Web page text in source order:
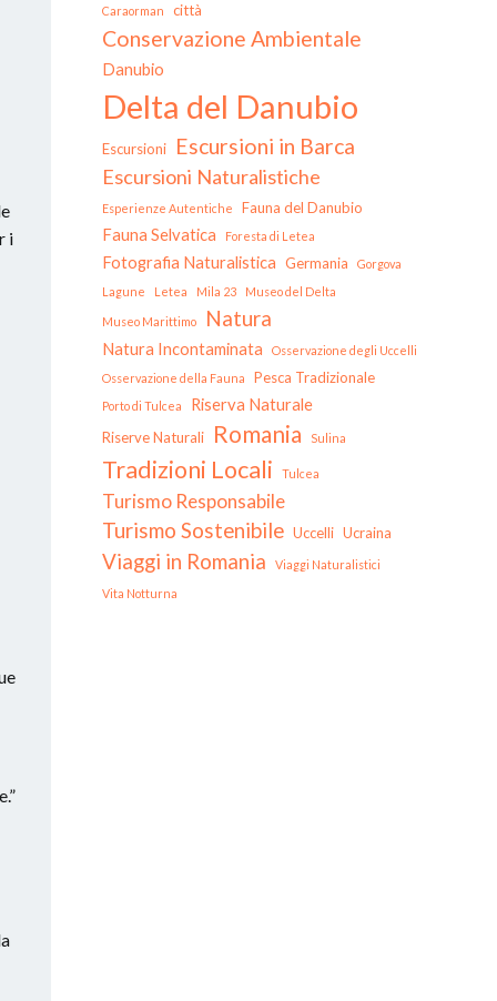
i
Caraorman città
Conservazione Ambientale
Danubio
Delta del Danubio
Escursioni Escursioni in Barca
Escursioni Naturalistiche
Esperienze Autentiche Fauna del Danubio
Fauna Selvatica Foresta di Letea
Fotografia Naturalistica Germania
Gorgova
Lagune
Letea Mila 23 Museo del Delta
Museo Marittimo Natura
Natura Incontaminata
Osservazione degli Uccelli
Osservazione della Fauna
Pesca Tradizionale
Porto di Tulcea Riserva Naturale
Riserve Naturali Romania Sulina
Tradizioni Locali Tulcea
Turismo Responsabile
Turismo Sostenibile Uccelli Ucraina
Viaggi in Romania
Viaggi Naturalistici
Vita Notturna